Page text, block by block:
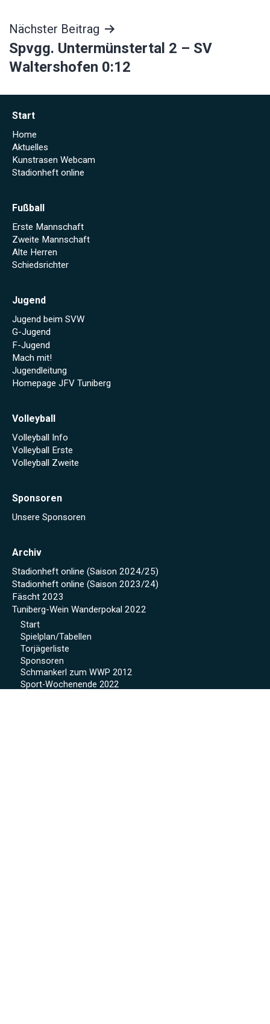
Nächster Beitrag
Spvgg. Untermünstertal 2 – SV
Waltershofen 0:12
Start
Home
Aktuelles
Kunstrasen Webcam
Stadionheft online
Fußball
Erste Mannschaft
Zweite Mannschaft
Alte Herren
Schiedsrichter
Jugend
Jugend beim SVW
G-Jugend
F-Jugend
Mach mit!
Jugendleitung
Homepage JFV Tuniberg
Volleyball
Volleyball Info
Volleyball Erste
Volleyball Zweite
Sponsoren
Unsere Sponsoren
Archiv
Stadionheft online (Saison 2024/25)
Stadionheft online (Saison 2023/24)
Fäscht 2023
Tuniberg-Wein Wanderpokal 2022
Start
Spielplan/Tabellen
Torjägerliste
Sponsoren
Schmankerl zum WWP 2012
Sport-Wochenende 2022